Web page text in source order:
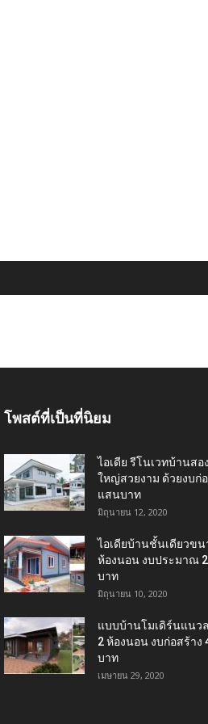
โพสต์ที่เป็นที่นิยม
ไอเดีย รีโนเวทบ้านสอ
ใหญ่สวยงาม ด้วยงบก่
แสนบาท
มิถุนายน 12, 2020
ไอเดียบ้านชั้นเดียวขน
ห้องนอน งบประมาณ
บาท
มิถุนายน 10, 2020
แบบบ้านโมเดิร์นแนว
2 ห้องนอน งบก่อสร้าง
บาท
เมษายน 29, 2020